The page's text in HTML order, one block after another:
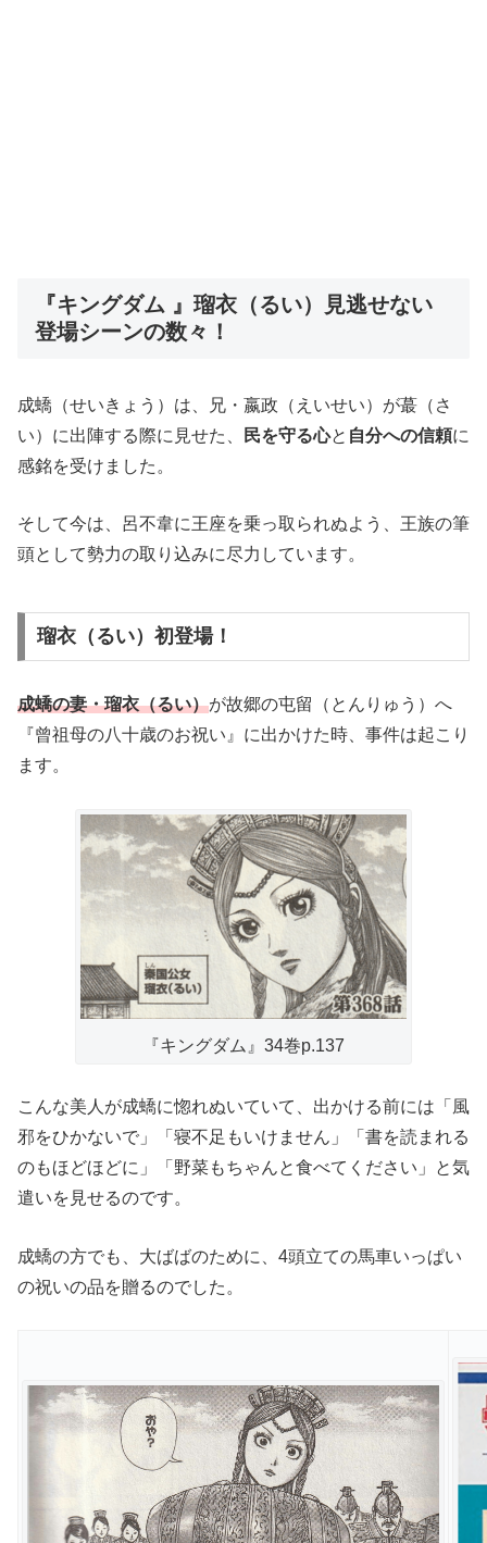
『キングダム 』瑠衣（るい）見逃せない
登場シーンの数々！
成蟜（せいきょう）は、兄・嬴政（えいせい）が蕞（さ
い）に出陣する際に見せた、
民を守る心と 自分への信頼に
感銘を受けました。
そして今は、呂不韋に王座を乗っ取られぬよう、王族の筆
頭として勢力の取り込みに尽力しています。
瑠衣（るい）初登場！
成蟜の妻・瑠衣（るい）が故郷の屯留（とんりゅう）へ
『曾祖母の八十歳のお祝い』に出かけた時、事件は起こり
ます。
『キングダム』34巻p.137
こんな美人が成蟜に惚れぬいていて、出かける前には「風
邪をひかないで」「寝不足もいけません」「書を読まれる
のもほどほどに」「野菜もちゃんと食べてください」と気
遣いを見せるのです。
成蟜の方でも、大ばばのために、4頭立ての馬車いっぱい
の祝いの品を贈るのでした。